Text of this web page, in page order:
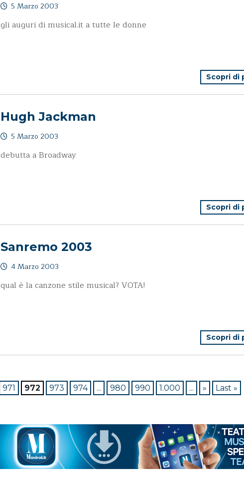
5 Marzo 2003
gli auguri di musical.it a tutte le donne
Scopri di
Hugh Jackman
5 Marzo 2003
debutta a Broadway
Scopri di
Sanremo 2003
4 Marzo 2003
qual è la canzone stile musical? VOTA!
Scopri di
971 972 973 974 ... 980 990 1.000 ... » Last »